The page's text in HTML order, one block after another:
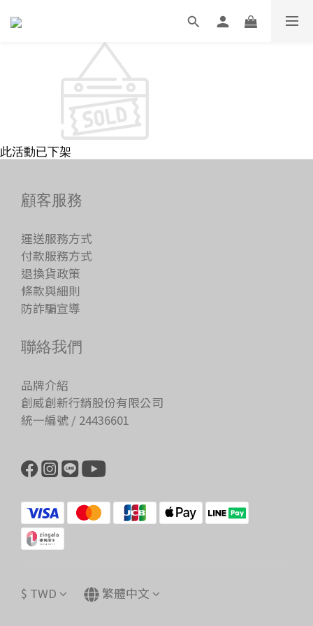
此活動已下架
顧客服務
運送服務方式
付款服務方式
退換貨政策
條款與細則
防詐騙宣導
聯絡我們
品牌介紹
創威創新行銷股份有限公司
統一編號 / 24436601
$ TWD 繁體中文